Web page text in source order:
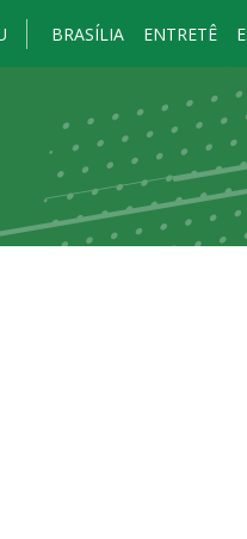
BRASÍLIA ENTRETÊ